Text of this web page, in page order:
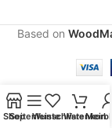
Based on
Shop
Seitenleiste
WunschlisteWarenkorb
Mein